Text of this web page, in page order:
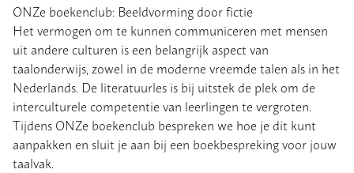
ONZe boekenclub: Beeldvorming door fictie
Het vermogen om te kunnen communiceren met mensen
uit andere culturen is een belangrijk aspect van
taalonderwijs, zowel in de moderne vreemde talen als in het
Nederlands. De literatuurles is bij uitstek de plek om de
interculturele competentie van leerlingen te vergroten.
Tijdens ONZe boekenclub bespreken we hoe je dit kunt
aanpakken en sluit je aan bij een boekbespreking voor jouw
taalvak.